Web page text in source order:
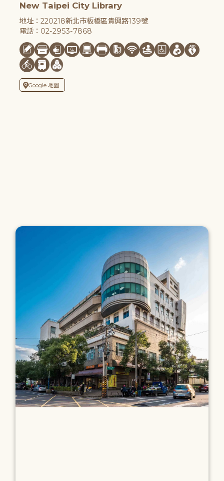
New Taipei City Library
地址：220218新北市板橋區貴興路139號
電話：02-2953-7868
Google 地圖